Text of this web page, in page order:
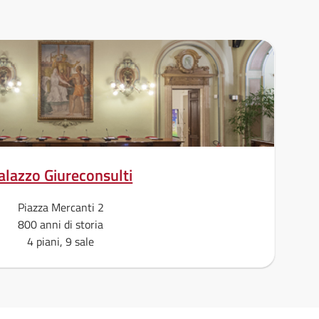
Giureconsulti
Piazza Mercanti 2
800 anni di storia
4 piani, 9 sale